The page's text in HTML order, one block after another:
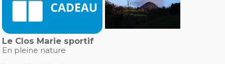
Le Clos Marie sportif
En pleine nature